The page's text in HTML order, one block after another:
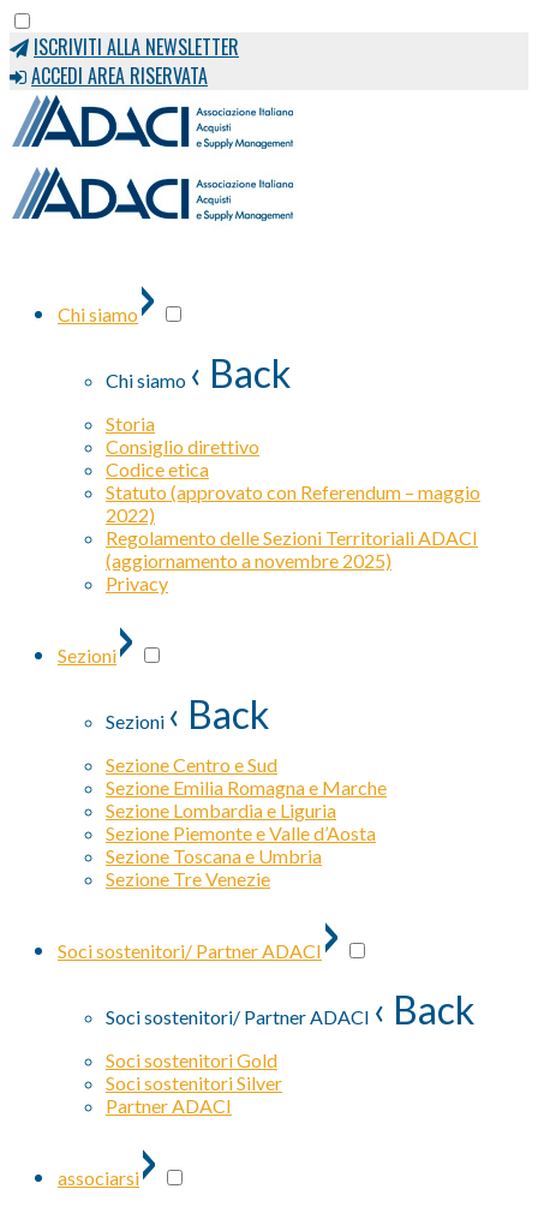
ISCRIVITI ALLA NEWSLETTER
ACCEDI AREA RISERVATA
Chi siamo ›
Chi siamo ‹ Back
Storia
Consiglio direttivo
Codice etica
Statuto (approvato con Referendum – maggio
2022)
Regolamento delle Sezioni Territoriali ADACI
(aggiornamento a novembre 2025)
Privacy
Sezioni›
Sezioni ‹ Back
Sezione Centro e Sud
Sezione Emilia Romagna e Marche
Sezione Lombardia e Liguria
Sezione Piemonte e Valle d’Aosta
Sezione Toscana e Umbria
Sezione Tre Venezie
Soci sostenitori/ Partner ADACI ›
Soci sostenitori/ Partner ADACI ‹ Back
Soci sostenitori Gold
Soci sostenitori Silver
Partner ADACI
associarsi›